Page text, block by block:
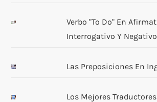
Verbo "to Do" En
Interrogativo Y Negativo
Las Preposiciones En
Los Mejores